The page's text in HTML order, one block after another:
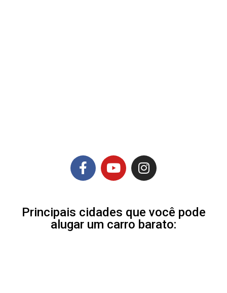
Principais cidades que você pode
alugar um carro barato: